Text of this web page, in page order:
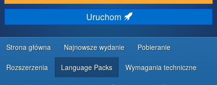
ODKRYJ & POZNAJ
SPOŁECZNOŚĆ & WSPARCIE
ZASOBY DLA PROGRAMISTÓW
Uruchom
Strona główna Najnowsze wydanie Pobieranie
Rozszerzenia Language Packs Wymagania techniczne